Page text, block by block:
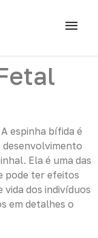
espinha bífida é
desenvolvimento
Ela é uma das
pode ter efeitos
vida dos indivíduos
em detalhes o